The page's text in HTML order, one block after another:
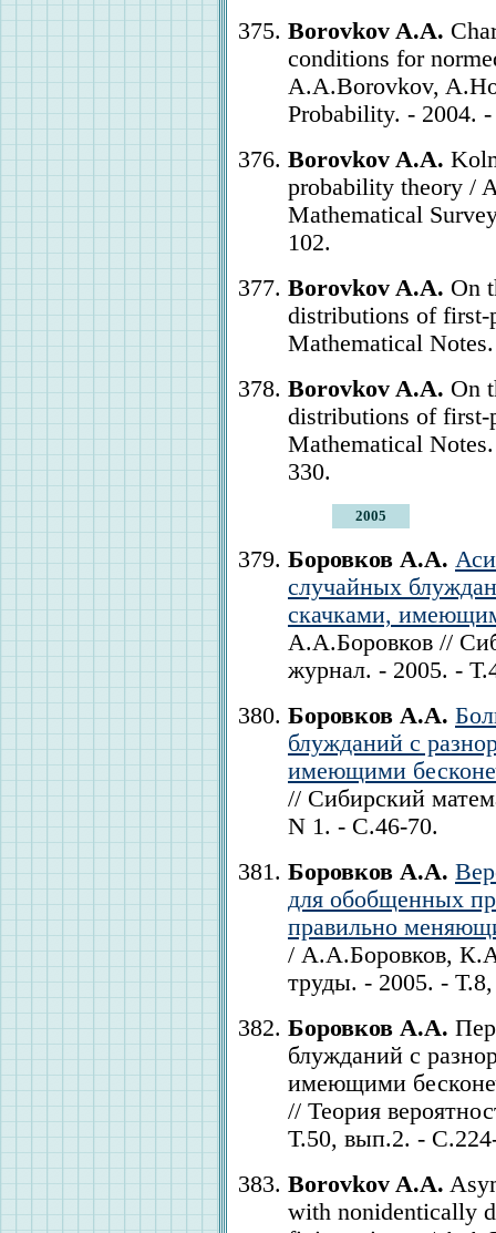
Borovkov A.A.
conditions for
A.A.Borovkov,
Probability. - 2004.
Borovkov A.A.
probability theory /
Mathematical
102.
Borovkov A.A. On
distributions of
Mathematical
Borovkov A.A. On
distributions of
Mathematical
330.
2005
Боровков А.А.
случайных
скачками,
А.А.Боровков //
журнал. - 2005. -
Боровков А.А.
блужданий с
имеющими
// Сибирский
N 1. - С.46-70.
Боровков А.А.
для обобщенных
правильно
/ А.А.Боровков,
труды. - 2005. -
Боровков А.А.
блужданий с
имеющими
// Теория
Т.50, вып.2. -
Borovkov A.A.
with nonidentically